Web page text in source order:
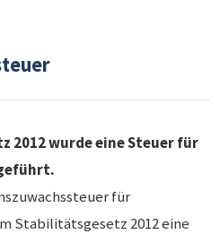
2012 wurde eine Steuer für
für
Stabilitätsgesetz 2012 eine